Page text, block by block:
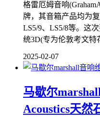
格雷厄姆音响
牌，其音箱产品均为
LS5/9、LS5/8等。这
统3D(专为伦敦考文
2025-02-07
马歇尔
Acoustics天然